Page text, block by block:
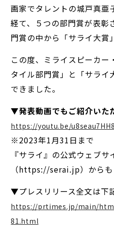
画家でタレントの城戸真亜
経て、５つの部門賞が表彰
門賞の中から「サライ大賞
この度、ミライスピーカー
タイル部門賞」と「サライ
できました。
▼発表動画でもご紹介いた
https://youtu.be/
※2023年1月31日まで
『サライ』の公式ウェブサ
（https://serai.jp）からも
▼プレスリリース全文は下
https://prtimes.jp/main/
81.html